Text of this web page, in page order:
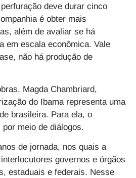
deve durar cinco
é obter mais
além de avaliar se há
em escala econômica. Vale
não há produção de
Magda Chambriard,
do Ibama representa uma
brasileira. Para ela, o
meio de diálogos.
de jornada, nos quais a
governos e órgãos
estaduais e federais. Nesse